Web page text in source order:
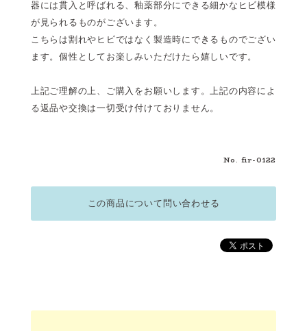
器には貫入と呼ばれる、釉薬部分にできる細かなヒビ模様
が見られるものがございます。
こちらは割れやヒビではなく製造時にできるものでござい
ます。個性としてお楽しみいただけたら嬉しいです。
上記ご理解の上、ご購入をお願いします。上記の内容によ
る返品や交換は一切受け付けておりません。
No. fir-0122
この商品について問い合わせる